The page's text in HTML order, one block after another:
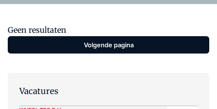
Geen resultaten
Volgende pagina
Vacatures